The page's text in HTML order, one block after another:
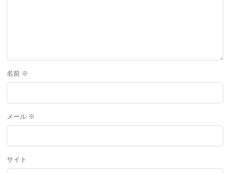
名前 ※
メール ※
サイト